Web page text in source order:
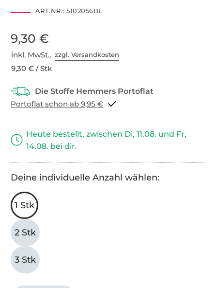
ART.NR.: 5102056BL
9,30 €
inkl. MwSt.,zzgl. Versandkosten
9,30 € / Stk
Portoflat schon ab 9,95 €
Heute bestellt, zwischen Di, 11.08. und Fr,
14.08. bei dir.
Deine individuelle Anzahl wählen:
1 Stk
2 Stk
3 Stk